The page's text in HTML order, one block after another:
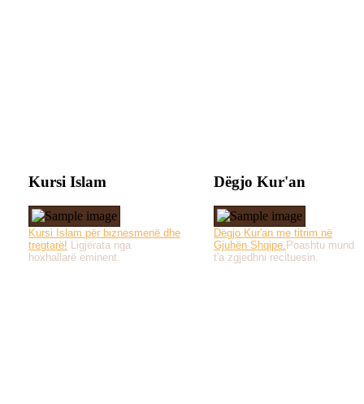
Kursi Islam
Kursi Islam për biznesmenë dhe
tregtarë! Ligjërata nga
hoxhallarë eminent.
Dëgjo Kur'an
Dëgjo Kur'an me titrim në
Gjuhën Shqipe. Poashtu mund
t'a zgjedhni recituesin.